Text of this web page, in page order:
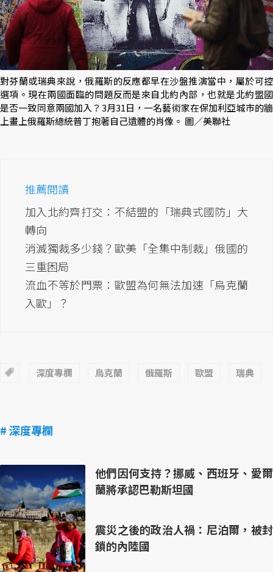
對芬蘭或瑞典來說，俄羅斯的反應都早在沙盤推演當中，屬於可控
選項。現在兩國面臨的問題反而是來自北約內部，也就是北約盟國
是否一致同意兩國加入？3月31日，一名藝術家在保加利亞城市的牆
上畫上俄羅斯總統普丁抱著自己遺體的肖像。 圖／美聯社
推薦閱讀
加入北約齊打交：不結盟的「瑞典式國防」大
轉向
消滅獨裁多少錢？歐美「全集中制裁」俄國的
三重困局
流血不等於門票：歐盟為何無法加速「烏克蘭
入歐」？
深度專欄 烏克蘭 俄羅斯 歐盟 瑞典
# 深度專欄
他們因何支持？挪威、西班牙、愛爾
蘭將承認巴勒斯坦國
震災之後的政治人禍：尼泊爾，被封
鎖的內陸國